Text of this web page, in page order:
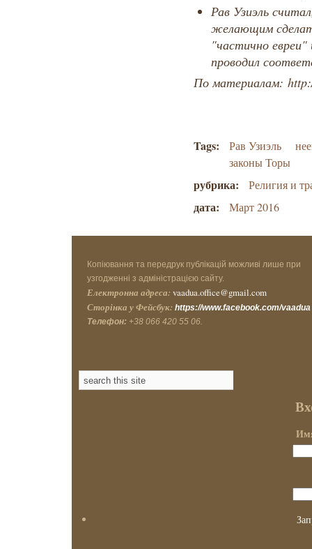
Рав Узиэль
желающим
"частично евреи"
проводил
По материалам:
Tags: Рав Узиэль
законы Торы
рубрика: Религия и
дата: Март 2016
Копіювання та передрук публікацій можливі лише при
узгодженні з адміністрацією сайту.
Електронна адреса: vaadua.office@gmail.com
Сторінка у Фейсбук: https://www.facebook.com/vaadua
Телефон: +38 066 420 55 06.